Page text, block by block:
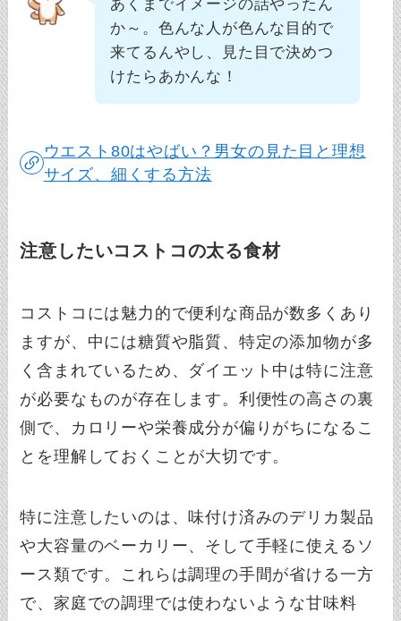
あくまでイメージの話やったん
か～。色んな人が色んな目的で
来てるんやし、見た目で決めつ
けたらあかんな！
ウエスト80はやばい？男女の見た目と理想
サイズ、細くする方法
注意したいコストコの太る食材
コストコには魅力的で便利な商品が数多くあり
ますが、中には糖質や脂質、特定の添加物が多
く含まれているため、ダイエット中は特に注意
が必要なものが存在します。利便性の高さの裏
側で、カロリーや栄養成分が偏りがちになるこ
とを理解しておくことが大切です。
特に注意したいのは、味付け済みのデリカ製品
や大容量のベーカリー、そして手軽に使えるソ
ース類です。これらは調理の手間が省ける一方
で、家庭での調理では使わないような甘味料